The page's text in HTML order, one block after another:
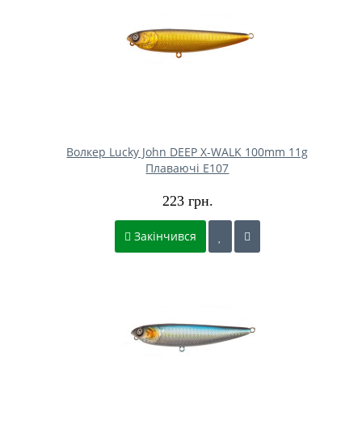
Волкер Lucky John DEEP X-WALK 100mm 11g
Плаваючі E107
223 грн.
Закінчився